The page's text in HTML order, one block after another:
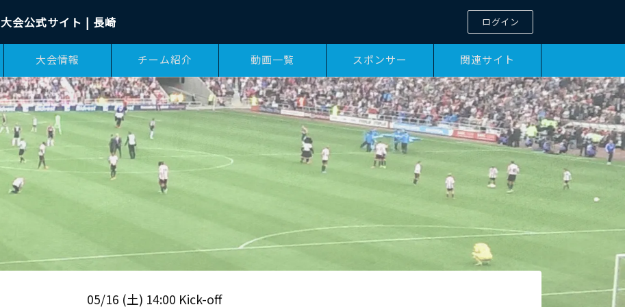
大会公式サイト | 長崎 ログイン
大会情報 チーム紹介 動画一覧 スポンサー 関連サイト
05/16 (土) 14:00 Kick-off